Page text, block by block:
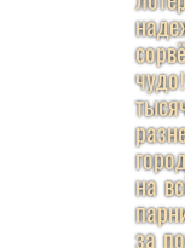
на
за